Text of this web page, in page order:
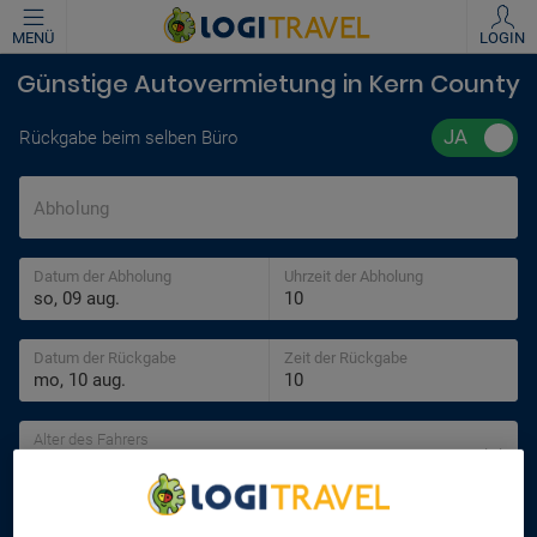
MENÜ LOGIN
Günstige Autovermietung in Kern County
Rückgabe beim selben Büro
Abholung
Datum der Abholung Uhrzeit der Abholung
Datum der Rückgabe Zeit der Rückgabe
Alter des Fahrers